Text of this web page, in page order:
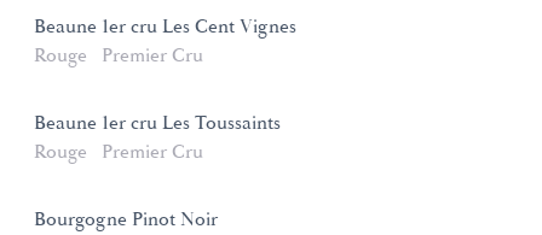
Beaune 1er cru Les Cent Vignes
Rouge
Premier Cru
Beaune 1er cru Les Toussaints
Rouge
Premier Cru
Bourgogne Pinot Noir